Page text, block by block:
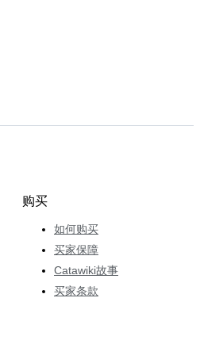
购买
如何购买
买家保障
Catawiki故事
买家条款